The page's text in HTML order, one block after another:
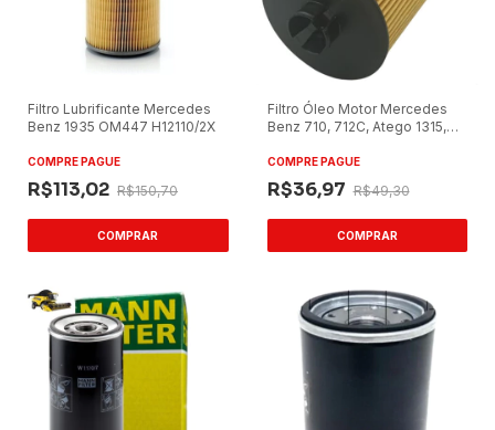
Filtro Lubrificante Mercedes
Benz 1935 OM447 H12110/2X
COMPRE PAGUE
R$113,02 R$150,70
Filtro Óleo Motor Mercedes
Benz 710, 712C, Atego 1315,
COMPRE PAGUE
R$36,97 R$49,30